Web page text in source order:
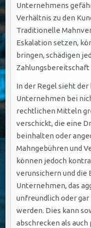
Unternehmens
Verhältnis zu den
Traditionelle
Eskalation setzen,
bringen, schädigen
Zahlungsbereitschaft
In der Regel sieht der
Unternehmen bei
rechtlichen Mitteln
verschickt, die eine
beinhalten oder
Mahngebühren und
können jedoch
verunsichern und die
Unternehmen, das
unfreundlich oder
werden. Dies kann
abschrecken als